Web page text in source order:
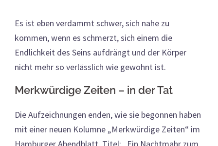
Es ist eben verdammt schwer, sich nahe zu
kommen, wenn es schmerzt, sich einem die
Endlichkeit des Seins aufdrängt und der Körper
nicht mehr so verlässlich wie gewohnt ist.
Merkwürdige Zeiten – in der Tat
Die Aufzeichnungen enden, wie sie begonnen haben
mit einer neuen Kolumne „Merkwürdige Zeiten“ im
Hamburger Abendblatt. Titel: „Ein Nachtmahr zum